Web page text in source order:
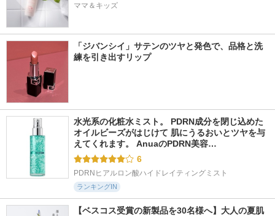
ママ＆キッズ
「ジバンシイ」サテンのツヤと発色で、品格と洗
練を引き出すリップ
水光系の化粧水ミスト。 PDRN成分を閉じ込めた
オイルビーズがはじけて 肌にうるおいとツヤを与
えてくれます。 AnuaのPDRN美容…
6
PDRNヒアルロン酸ハイドレイティングミスト
ランキングIN
【ベスコス受賞の新製品を30名様へ】大人の夏肌